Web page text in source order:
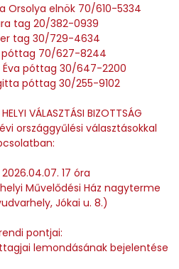
Orsolya elnök 70/610-5334
tag 20/382-0939
tag 30/729-4634
póttag 70/627-8244
Éva póttag 30/647-2200
póttag 30/255-9102
VÁLASZTÁSI BIZOTTSÁG
országgyűlési választásokkal
17 óra
Művelődési Ház nagyterme
Jókai u. 8.)
pontjai:
lemondásának bejelentése